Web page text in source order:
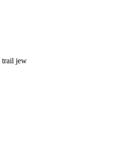
trail jew